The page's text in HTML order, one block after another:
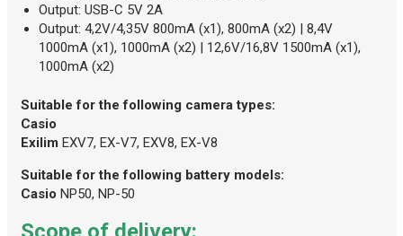
Output: USB-C 5V 2A
Output: 4,2V/4,35V 800mA (x1), 800mA (x2) | 8,4V
1000mA (x1), 1000mA (x2) | 12,6V/16,8V 1500mA (x1),
1000mA (x2)
Suitable for the following camera types:
Casio
Exilim EXV7, EX-V7, EXV8, EX-V8
Suitable for the following battery models:
Casio NP50, NP-50